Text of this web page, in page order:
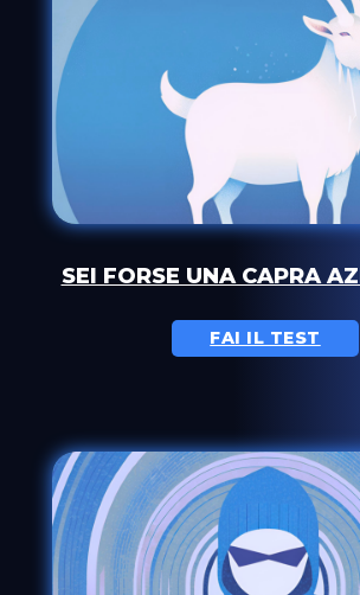
SEI FORSE UNA CAPRA
FAI IL TEST